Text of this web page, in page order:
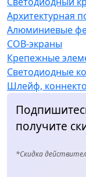
Архитектурная
Алюминиевые
COB-экраны
Крепежные
Светодиодные
Шлейф,
получите
*Скидка